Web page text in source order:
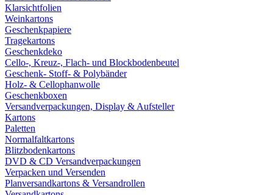
Klarsichtfolien
Weinkartons
Geschenkpapiere
Tragekartons
Geschenkdeko
Cello-, Kreuz-, Flach- und Blockbodenbeutel
Geschenk- Stoff- & Polybänder
Holz- & Cellophanwolle
Geschenkboxen
Versandverpackungen, Display & Aufsteller
Kartons
Paletten
Normalfaltkartons
Blitzbodenkartons
DVD & CD Versandverpackungen
Verpacken und Versenden
Planversandkartons & Versandrollen